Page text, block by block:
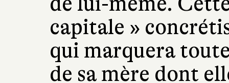
capitale »
qui marquera
de sa mère dont